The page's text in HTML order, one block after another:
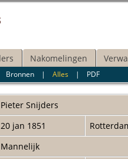
Nakomelingen
Bronnen |Alles | PDF
Pieter Snijders
20 jan 1851
Mannelijk